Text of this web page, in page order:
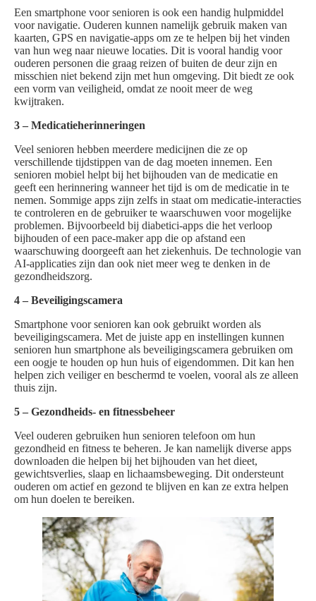
Een smartphone voor senioren is ook een handig hulpmiddel
voor navigatie. Ouderen kunnen namelijk gebruik maken van
kaarten, GPS en navigatie-apps om ze te helpen bij het vinden
van hun weg naar nieuwe locaties. Dit is vooral handig voor
ouderen personen die graag reizen of buiten de deur zijn en
misschien niet bekend zijn met hun omgeving. Dit biedt ze ook
een vorm van veiligheid, omdat ze nooit meer de weg
kwijtraken.
3 – Medicatieherinneringen
Veel senioren hebben meerdere medicijnen die ze op
verschillende tijdstippen van de dag moeten innemen. Een
senioren mobiel helpt bij het bijhouden van de medicatie en
geeft een herinnering wanneer het tijd is om de medicatie in te
nemen. Sommige apps zijn zelfs in staat om medicatie-interacties
te controleren en de gebruiker te waarschuwen voor mogelijke
problemen. Bijvoorbeeld bij diabetici-apps die het verloop
bijhouden of een pace-maker app die op afstand een
waarschuwing doorgeeft aan het ziekenhuis. De technologie van
AI-applicaties zijn dan ook niet meer weg te denken in de
gezondheidszorg.
4 – Beveiligingscamera
Smartphone voor senioren kan ook gebruikt worden als
beveiligingscamera. Met de juiste app en instellingen kunnen
senioren hun smartphone als beveiligingscamera gebruiken om
een oogje te houden op hun huis of eigendommen. Dit kan hen
helpen zich veiliger en beschermd te voelen, vooral als ze alleen
thuis zijn.
5 – Gezondheids- en fitnessbeheer
Veel ouderen gebruiken hun senioren telefoon om hun
gezondheid en fitness te beheren. Je kan namelijk diverse apps
downloaden die helpen bij het bijhouden van het dieet,
gewichtsverlies, slaap en lichaamsbeweging. Dit ondersteunt
ouderen om actief en gezond te blijven en kan ze extra helpen
om hun doelen te bereiken.